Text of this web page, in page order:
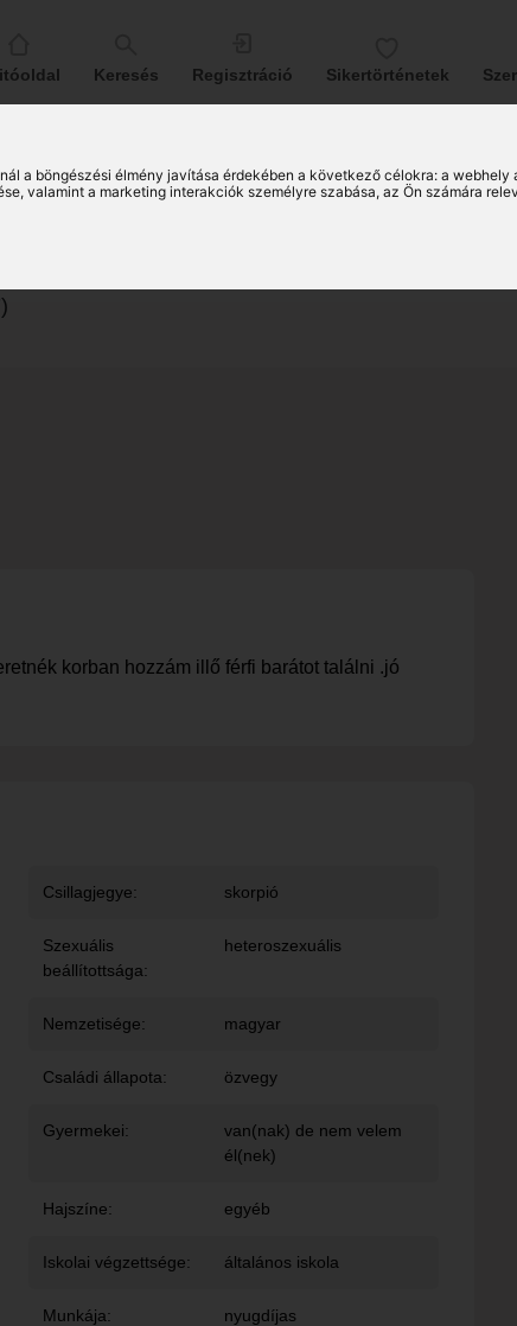
a böngészési élmény javítása érdekében a következő célokra:a webhely
valamint a marketing interakciók személyre szabása,az Ön számára
Keresés Regisztráció Sikertörténetek
(75)
korban hozzám illő férfi barátot találni .jó
Csillagjegye: skorpió
Szexuális
beállítottsága:
heteroszexuális
Nemzetisége: magyar
Családi állapota: özvegy
Gyermekei:
van(nak) de nem velem
él(nek)
Hajszíne: egyéb
Iskolai végzettsége: általános iskola
Munkája: nyugdíjas